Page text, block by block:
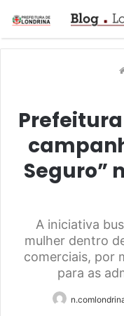
Seguro”
A iniciativa
mulher dentro
comerciais, por
para as